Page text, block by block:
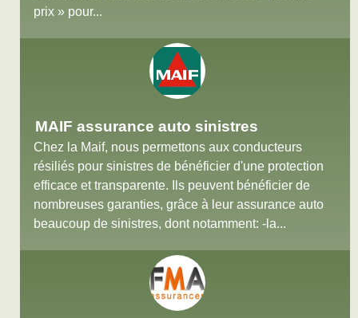
prix » pour...
MAIF assurance auto sinistres
Chez la Maif, nous permettons aux conducteurs
résiliés pour sinistres de bénéficier d'une protection
efficace et transparente. Ils peuvent bénéficier de
nombreuses garanties, grâce à leur assurance auto
beaucoup de sinistres, dont notamment: -la...